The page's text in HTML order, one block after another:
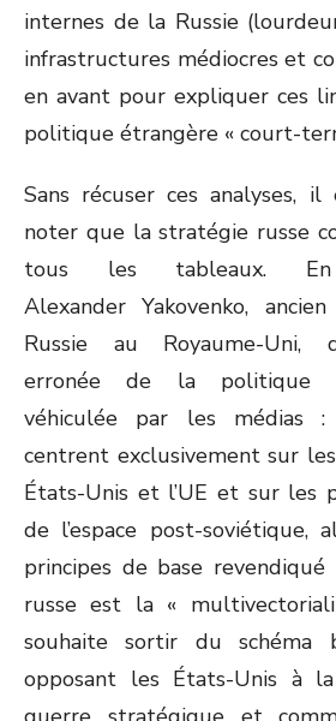
internes de la Russie
infrastructures médiocres et
en avant pour expliquer ces
politique étrangère « court-
Sans récuser ces analyses,
noter que la stratégie russe
tous les tableaux.
Alexander Yakovenko,
Russie au Royaume-Uni,
erronée de la politique
véhiculée par les médias
centrent exclusivement sur
États-Unis et l’UE et sur les
de l’espace post-soviétique,
principes de base
russe est la «
souhaite sortir du schéma
opposant les États-Unis à